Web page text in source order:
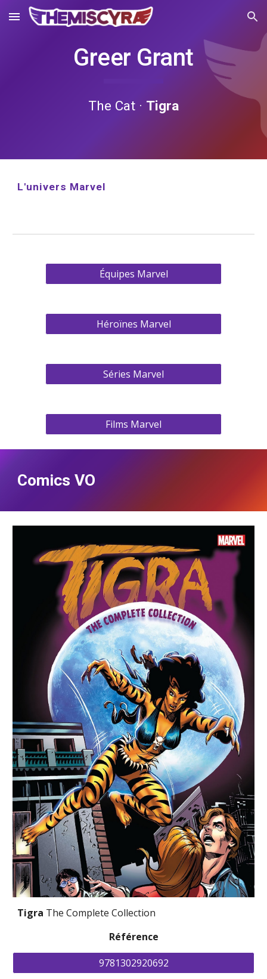
Skip to main content Skip to navigation
Greer Grant
The Cat · Tigra
L'univers Marvel
Équipes Marvel
Héroïnes Marvel
Séries Marvel
Films Marvel
Comics VO
Tigra The Complete Collection
Référence
9781302920692